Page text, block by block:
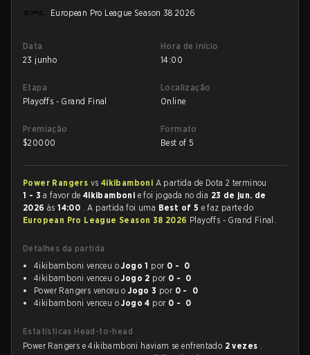
European Pro League Season 38 2026
Data
23 junho
Hora de início
14:00
Etapa
Playoffs - Grand Final
Localização
Online
Premiação
$20000
Formato
Best of 5
Power Rangers vs 4ikibamboni A partida de Dota 2 terminou
1 - 3 a favor de 4ikibamboni e foi jogada no dia 23 de jun. de
2026 às14:00 . A partida foi uma Best of 5 e faz parte do
European Pro League Season 38 2026 Playoffs - Grand Final.
Detalhes da partida
4ikibamboni venceu oJogo 1 por 0 - 0
4ikibamboni venceu oJogo 2 por 0 - 0
Power Rangers venceu oJogo 3 por 0 - 0
4ikibamboni venceu oJogo 4 por 0 - 0
Estatísticas Head-to-head
Power Rangers e 4ikibamboni haviam se enfrentado 2 vezes .